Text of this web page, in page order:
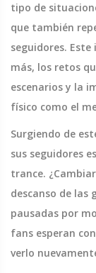
tipo de
que también
seguidores.
más, los retos
escenarios y la
físico como el
Surgiendo de
sus seguidores
trance.
descanso de las
pausadas por
fans esperan
verlo